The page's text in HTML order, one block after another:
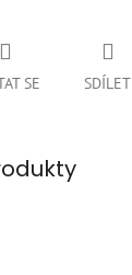
SE SDÍLET